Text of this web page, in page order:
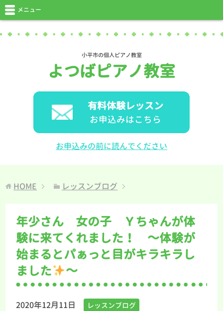
小平市の個人ピアノ教室
よつばピアノ教室
有料体験レッスン
お申込みはこちら
お申込みの前に読んでください
メニュー
HOME レッスンブログ
年少さん 女の子 Ｙちゃんが体
験に来てくれました！ ～体験が
始まるとパぁっと目がキラキラし
ました
～
2020年12月11日 レッスンブログ